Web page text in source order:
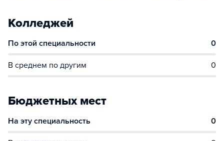
Колледжей
По этой специальности 0
В среднем по другим 0
Бюджетных мест
На эту специальность 0